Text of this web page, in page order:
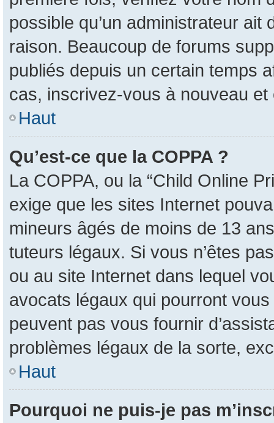
possible qu’un administrateur
raison. Beaucoup de forums
publiés depuis un certain temps
cas, inscrivez-vous à nouveau
Haut
Qu’est-ce que la COPPA ?
La COPPA, ou la “Child Online
exige que les sites Internet
mineurs âgés de moins de 13
tuteurs légaux. Si vous n’êtes
ou au site Internet dans lequel
avocats légaux qui pourront
peuvent pas vous fournir
problèmes légaux de la sorte,
Haut
Pourquoi ne puis-je pas